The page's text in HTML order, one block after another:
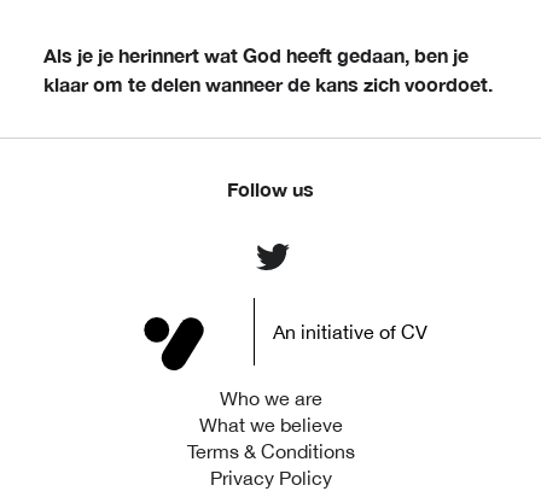
Als je je herinnert wat God heeft gedaan, ben je
klaar om te delen wanneer de kans zich voordoet.
An initiative of CV
Who we are
What we believe
Terms & Conditions
Privacy Policy
Follow us